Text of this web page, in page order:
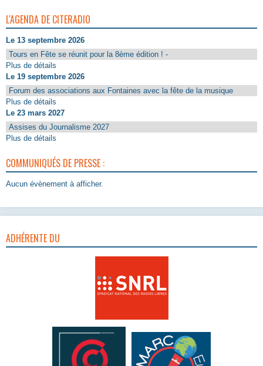
L'AGENDA DE CITERADIO
Le 13 septembre 2026
Tours en Fête se réunit pour la 8ème édition ! -
Plus de détails
Le 19 septembre 2026
Forum des associations aux Fontaines avec la fête de la musique
Plus de détails
Le 23 mars 2027
Assises du Journalisme 2027
Plus de détails
COMMUNIQUÉS DE PRESSE :
Aucun évènement à afficher.
ADHÉRENTE DU